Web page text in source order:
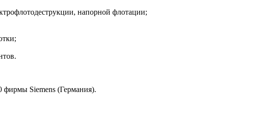
напорной флотации;
фирмы Siemens (Германия).